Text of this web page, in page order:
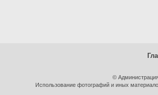
©
Использование фотографий и иных